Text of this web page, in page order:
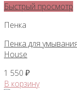
Быстрый просмотр
Пенка
Пенка для
House
1 550 ₽
В корзину